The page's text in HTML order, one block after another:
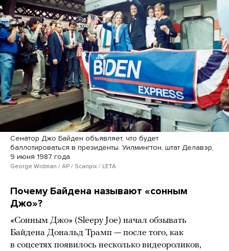
Сенатор Джо Байден объявляет, что будет
баллотироваться в президенты. Уилмингтон, штат Делавэр,
9 июня 1987 года
George Widman / AP / Scanpix / LETA
Почему Байдена называют «сонным
Джо»?
«Сонным Джо» (Sleepy Joe) начал обзывать
Байдена Дональд Трамп — после того, как
в соцсетях появилось несколько видеороликов,